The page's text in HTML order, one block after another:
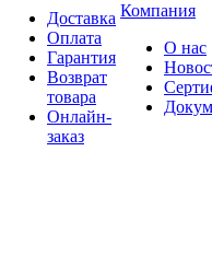
Доставка
Оплата
Гарантия
Возврат
товара
Онлайн-
заказ
Компания
О нас